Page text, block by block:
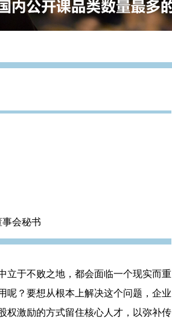
会秘书
立于不败之地，都会面临一个现实而重
呢？要想从根本上解决这个问题，企业
权激励的方式留住核心人才，以弥补传